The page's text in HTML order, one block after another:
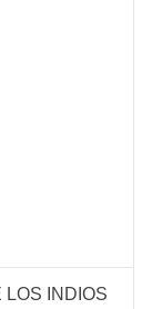
INDIOS